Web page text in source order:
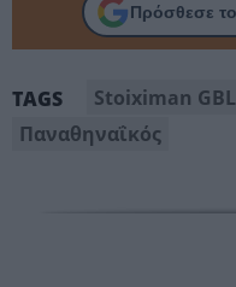
Πρόσθεσε
TAGS Stoiximan GBL
Παναθηναΐκός